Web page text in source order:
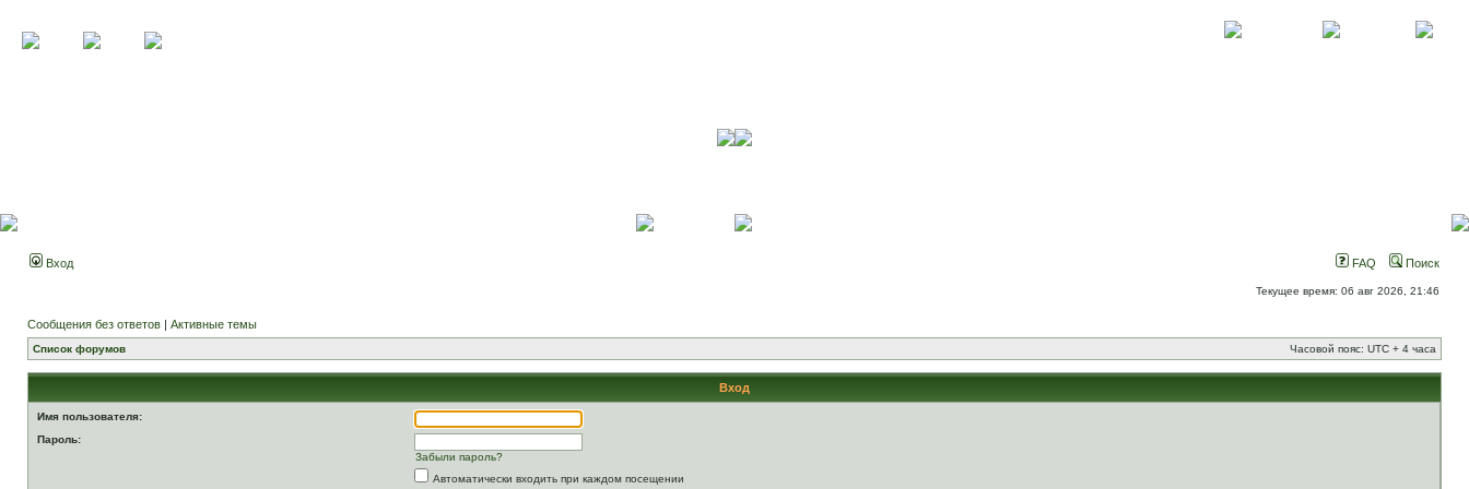
Вход FAQ Поиск
Текущее время: 06 авг 2026, 21:46
Сообщения без ответов | Активные темы
Список форумов Часовой пояс: UTC + 4 часа
Вход
Имя пользователя:
Пароль:
Забыли пароль?
Автоматически входить при каждом посещении